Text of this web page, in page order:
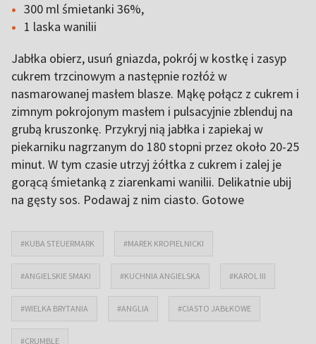
300 ml śmietanki 36%,
1 laska wanilii
Jabłka obierz, usuń gniazda, pokrój w kostkę i zasyp
cukrem trzcinowym a następnie rozłóż w
nasmarowanej masłem blasze. Mąkę połącz z cukrem i
zimnym pokrojonym masłem i pulsacyjnie zblenduj na
grubą kruszonkę. Przykryj nią jabłka i zapiekaj w
piekarniku nagrzanym do 180 stopni przez około 20-25
minut. W tym czasie utrzyj żółtka z cukrem i zalej je
gorącą śmietanką z ziarenkami wanilii. Delikatnie ubij
na gęsty sos. Podawaj z nim ciasto. Gotowe
#KUBA STEUERMARK #MAREK KROPIELNICKI
#ANGIELSKIE SMAKI #KUCHNIA ANGIELSKA #KAROL III
#WIELKA BRYTANIA #ANGLIA #CIASTO JABŁKOWE
#CRUMBLE